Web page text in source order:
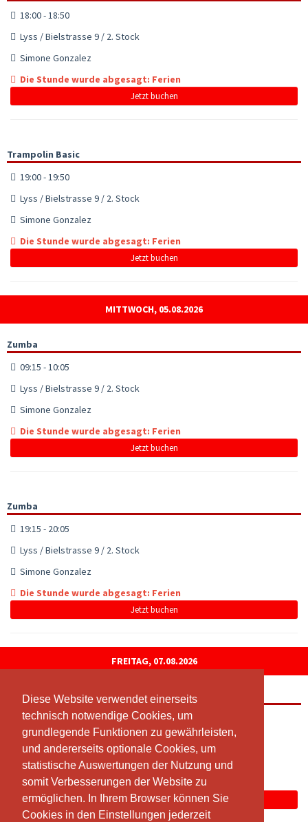
Diese Website verwendet einerseits
technisch notwendige Cookies, um
grundlegende Funktionen zu gewährleisten,
und andererseits optionale Cookies, um
statistische Auswertungen der Nutzung und
somit Verbesserungen der Website zu
ermöglichen. In Ihrem Browser können Sie
Cookies in den Einstellungen jederzeit
Diese Website verwendet einerseits
technisch notwendige Cookies, um
grundlegende Funktionen zu gewährleisten,
und andererseits optionale Cookies, um
statistische Auswertungen der Nutzung und
somit Verbesserungen der Website zu
ermöglichen. In Ihrem Browser können Sie
Cookies in den Einstellungen jederzeit
18:00 - 18:50
Lyss / Bielstrasse 9 / 2. Stock
Simone Gonzalez
Die Stunde wurde abgesagt: Ferien
Jetzt buchen
Trampolin Basic
19:00 - 19:50
Lyss / Bielstrasse 9 / 2. Stock
Simone Gonzalez
Die Stunde wurde abgesagt: Ferien
Jetzt buchen
MITTWOCH, 05.08.2026
Zumba
09:15 - 10:05
Lyss / Bielstrasse 9 / 2. Stock
Simone Gonzalez
Die Stunde wurde abgesagt: Ferien
Jetzt buchen
Zumba
19:15 - 20:05
Lyss / Bielstrasse 9 / 2. Stock
Simone Gonzalez
Die Stunde wurde abgesagt: Ferien
Jetzt buchen
FREITAG, 07.08.2026
Fit mit Ü50
08:30 - 09:20
Lyss / Bielstrasse 9 / 2. Stock
Simone Gonzalez
Die Stunde wurde abgesagt: Ferien
Jetzt buchen